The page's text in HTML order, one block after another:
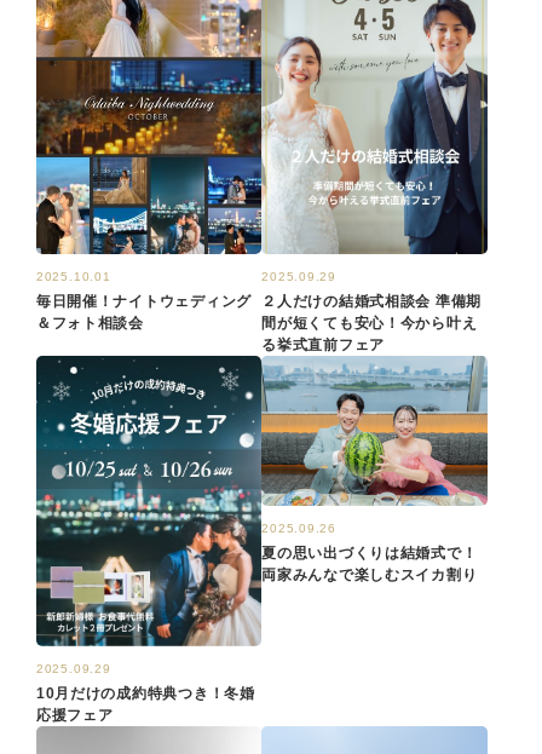
2025.10.01
毎日開催！ナイトウェディング
＆フォト相談会
2025.09.29
２人だけの結婚式相談会 準備期
間が短くても安心！今から叶え
る挙式直前フェア
2025.09.29
10月だけの成約特典つき！冬婚
応援フェア
2025.09.26
夏の思い出づくりは結婚式で！
両家みんなで楽しむスイカ割り